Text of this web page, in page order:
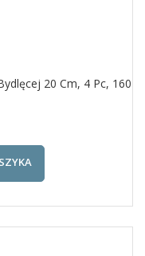
20 Cm, 4 Pc, 160